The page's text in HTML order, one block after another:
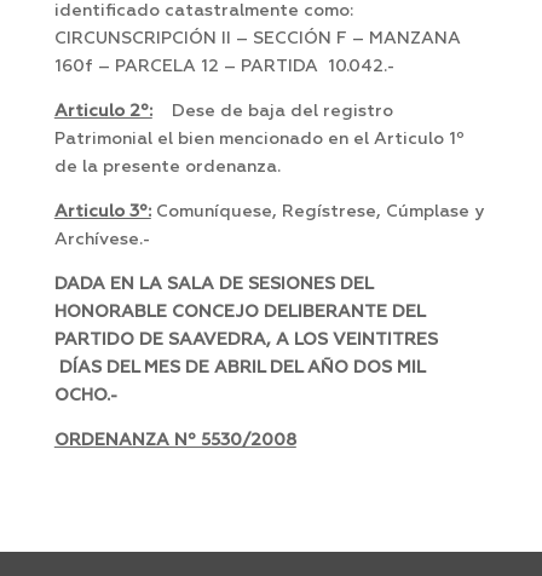
identificado catastralmente como:
CIRCUNSCRIPCIÓN II – SECCIÓN F – MANZANA
160f – PARCELA 12 – PARTIDA 10.042.-
Articulo 2º:Dese de baja del registro
Patrimonial el bien mencionado en el Articulo 1º
de la presente ordenanza.
Articulo 3º:Comuníquese, Regístrese, Cúmplase y
Archívese.-
DADA EN LA SALA DE SESIONES DEL
HONORABLE CONCEJO DELIBERANTE DEL
PARTIDO DE SAAVEDRA, A LOS VEINTITRES
DÍAS DEL MES DE ABRIL DEL AÑO DOS MIL
OCHO.-
ORDENANZA Nº 5530/2008